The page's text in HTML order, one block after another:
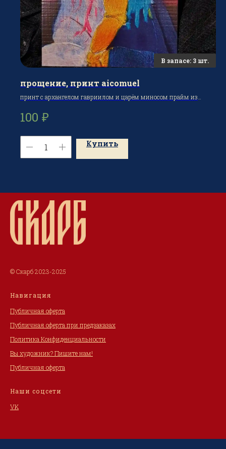
прощение, принт aicomuel
принт с архангелом гавриилом и царём миносом прайм из
100 ₽
Купить
© Скарб 2023-2025
Навигация
Публичная оферта
Публичная оферта при предзаказах
Политика Конфиденциальности
Вы художник? Пишите нам!
Публичная оферта
Наши соцсети
VK